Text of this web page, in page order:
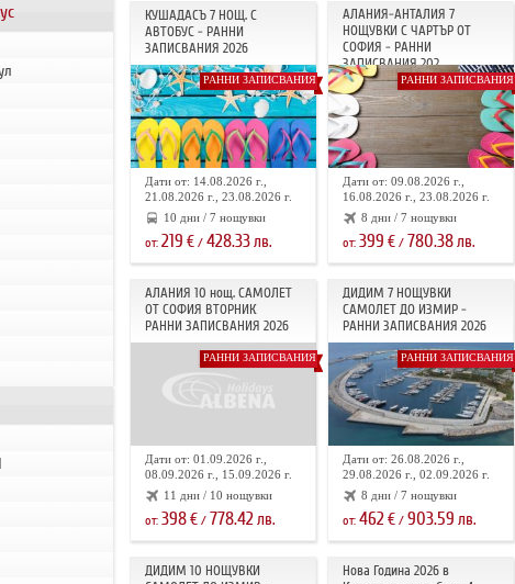
КУШАДАСЪ 7 НОЩ. С
АВТОБУС - РАННИ
ЗАПИСВАНИЯ 2026
РАННИ ЗАПИСВАНИЯ
Дати от: 14.08.2026 г.,
21.08.2026 г., 23.08.2026 г.
10 дни / 7 нощувки
от: 219 €/ 428.33лв.
АЛАНИЯ-АНТАЛИЯ 7
НОЩУВКИ С ЧАРТЪР ОТ
СОФИЯ - РАННИ
ЗАПИСВАНИЯ 202...
РАННИ ЗАПИСВАНИЯ
Дати от: 09.08.2026 г.,
16.08.2026 г., 23.08.2026 г.
8 дни / 7 нощувки
от: 399 €/ 780.38лв.
АЛАНИЯ 10 нощ. САМОЛЕТ
ОТ СОФИЯ ВТОРНИК
РАННИ ЗАПИСВАНИЯ 2026
РАННИ ЗАПИСВАНИЯ
Дати от: 01.09.2026 г.,
08.09.2026 г., 15.09.2026 г.
11 дни / 10 нощувки
от: 398€/ 778.42лв.
ДИДИМ 7 НОЩУВКИ
САМОЛЕТ ДО ИЗМИР -
РАННИ ЗАПИСВАНИЯ 2026
РАННИ ЗАПИСВАНИЯ
Дати от: 26.08.2026 г.,
29.08.2026 г., 02.09.2026 г.
8 дни / 7 нощувки
от: 462€/ 903.59 лв.
ДИДИМ 10 НОЩУВКИ
Нова Година 2026 в